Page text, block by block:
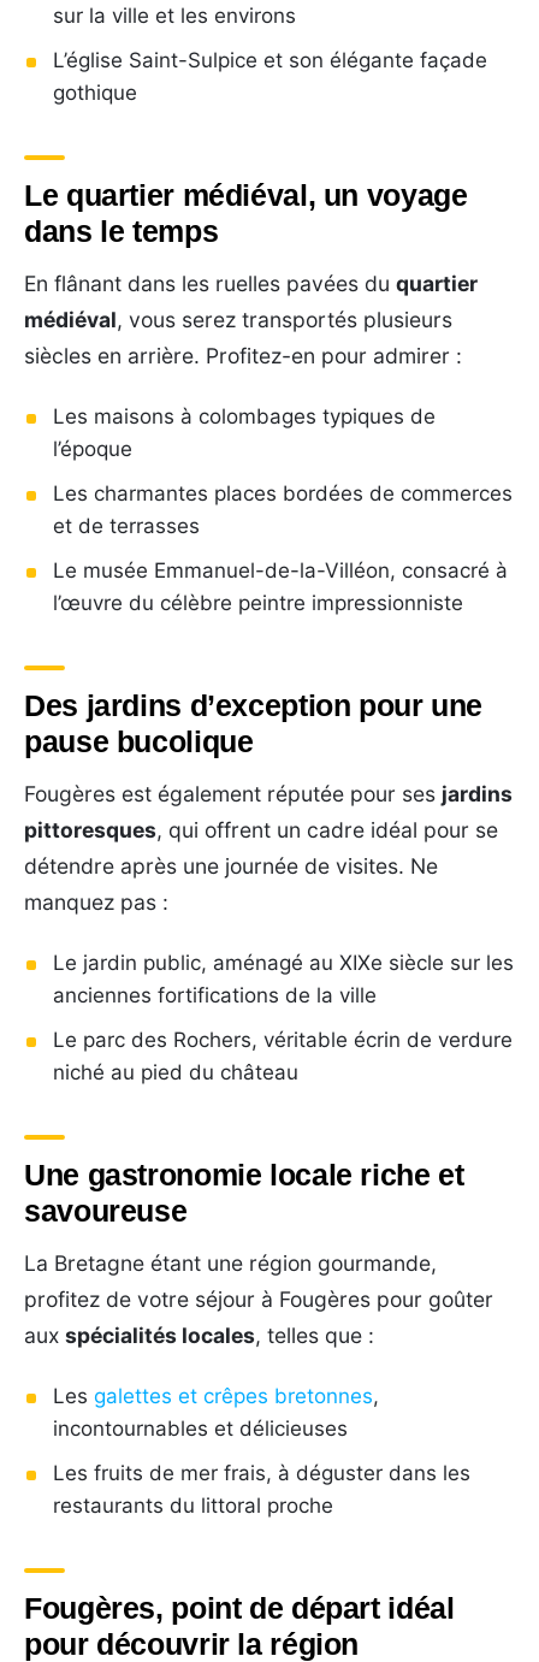
sur la ville et les environs
L’église Saint-Sulpice et son élégante façade
gothique
Le quartier médiéval, un voyage
dans le temps
En flânant dans les ruelles pavées du quartier
médiéval, vous serez transportés plusieurs
siècles en arrière. Profitez-en pour admirer :
Les maisons à colombages typiques de
l’époque
Les charmantes places bordées de commerces
et de terrasses
Le musée Emmanuel-de-la-Villéon, consacré à
l’œuvre du célèbre peintre impressionniste
Des jardins d’exception pour une
pause bucolique
Fougères est également réputée pour ses jardins
pittoresques, qui offrent un cadre idéal pour se
détendre après une journée de visites. Ne
manquez pas :
Le jardin public, aménagé au XIXe siècle sur les
anciennes fortifications de la ville
Le parc des Rochers, véritable écrin de verdure
niché au pied du château
Une gastronomie locale riche et
savoureuse
La Bretagne étant une région gourmande,
profitez de votre séjour à Fougères pour goûter
aux spécialités locales, telles que :
Les galettes et crêpes bretonnes,
incontournables et délicieuses
Les fruits de mer frais, à déguster dans les
restaurants du littoral proche
Fougères, point de départ idéal
pour découvrir la région